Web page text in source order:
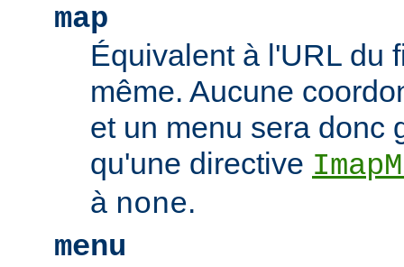
map
Équivalent à l'URL du
même. Aucune
et un menu sera donc
qu'une directive
à none.
menu